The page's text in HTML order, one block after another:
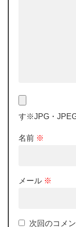
す※JPG・
名前 ※
メール ※
次回のコメ